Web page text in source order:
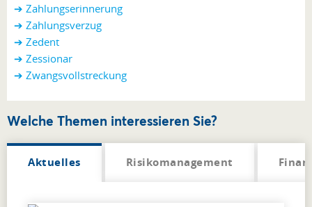
➔ Zahlungserinnerung
➔ Zahlungsverzug
➔ Zedent
➔ Zessionar
➔ Zwangsvollstreckung
Welche Themen interessieren Sie?
Aktuelles Risikomanagement